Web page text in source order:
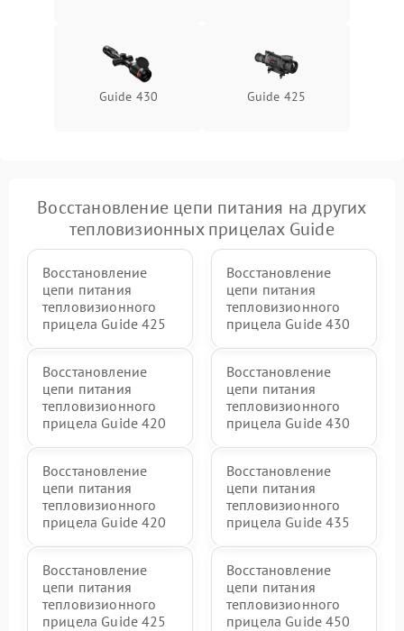
Guide 430 Guide 425
Восстановление цепи питания на других
тепловизионных прицелах Guide
Восстановление
цепи питания
тепловизионного
прицела Guide 425
Восстановление
цепи питания
тепловизионного
прицела Guide 430
Восстановление
цепи питания
тепловизионного
прицела Guide 420
Восстановление
цепи питания
тепловизионного
прицела Guide 430
Восстановление
цепи питания
тепловизионного
прицела Guide 420
Восстановление
цепи питания
тепловизионного
прицела Guide 435
Восстановление
цепи питания
тепловизионного
прицела Guide 425
Восстановление
цепи питания
тепловизионного
прицела Guide 450